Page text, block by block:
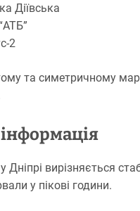
Діївська
2
та симетричному
вирізняється
у пікові години.